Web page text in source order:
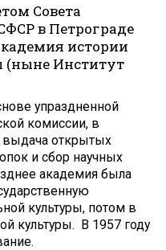
Совета
в Петрограде
истории
(ныне Институт
упраздненной
комиссии, в
выдача открытых
и сбор научных
академия была
культуры, потом в
культуры. В 1957 году